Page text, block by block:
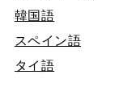
韓国語
スペイン語
タイ語